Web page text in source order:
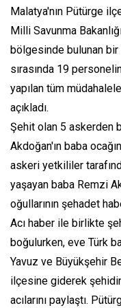
Malatya'nın Pütürge
Milli Savunma
bölgesinde bulunan
sırasında 19
yapılan tüm
açıkladı.
Şehit olan 5 askerden
Akdoğan'ın baba
askeri yetkililer
yaşayan baba Remzi
oğullarının şehadet
Acı haber ile birlikte
boğulurken, eve Türk
Yavuz ve Büyükşehir
ilçesine giderek
acılarını paylaştı.